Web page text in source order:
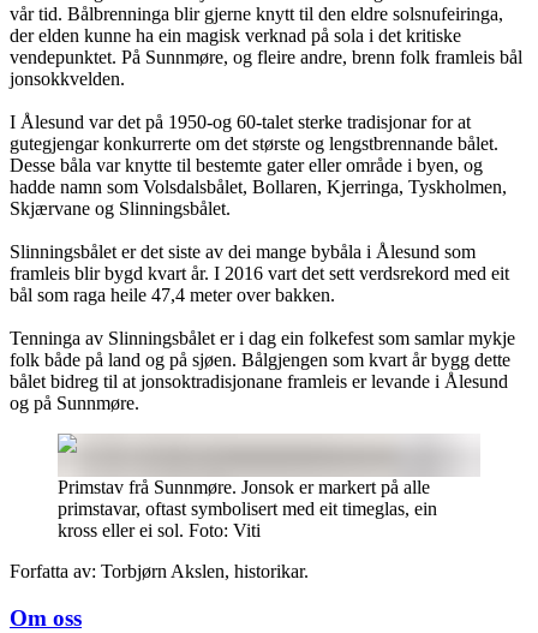
vår tid. Bålbrenninga blir gjerne knytt til den eldre solsnufeiringa,
der elden kunne ha ein magisk verknad på sola i det kritiske
vendepunktet. På Sunnmøre, og fleire andre, brenn folk framleis bål
jonsokkvelden.
I Ålesund var det på 1950-og 60-talet sterke tradisjonar for at
gutegjengar konkurrerte om det største og lengstbrennande bålet.
Desse båla var knytte til bestemte gater eller område i byen, og
hadde namn som Volsdalsbålet, Bollaren, Kjerringa, Tyskholmen,
Skjærvane og Slinningsbålet.
Slinningsbålet er det siste av dei mange bybåla i Ålesund som
framleis blir bygd kvart år. I 2016 vart det sett verdsrekord med eit
bål som raga heile 47,4 meter over bakken.
Tenninga av Slinningsbålet er i dag ein folkefest som samlar mykje
folk både på land og på sjøen. Bålgjengen som kvart år bygg dette
bålet bidreg til at jonsoktradisjonane framleis er levande i Ålesund
og på Sunnmøre.
Primstav frå Sunnmøre. Jonsok er markert på alle
primstavar, oftast symbolisert med eit timeglas, ein
kross eller ei sol. Foto: Viti
Forfatta av: Torbjørn Akslen, historikar.
Om oss